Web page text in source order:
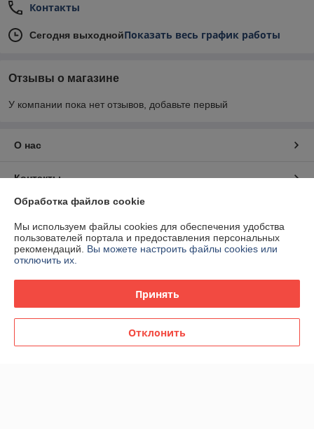
Контакты
Сегодня выходнойПоказать весь график работы
Отзывы о магазине
У компании пока нет отзывов, добавьте первый
О нас
Контакты
График работы
Полная версия сайта
Политика обработки cookies
Сайт создан на платформе Deal.by
Обработка файлов cookie
Мы используем файлы cookies для обеспечения удобства
пользователей портала и предоставления персональных
рекомендаций. Вы можете настроить файлы cookies или
отключить их.
Принять
Отклонить